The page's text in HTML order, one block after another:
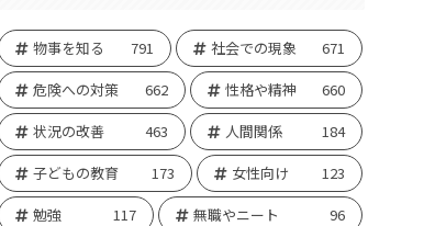
物事を知る 791 社会での現象
671
危険への対策
662 性格や精神
660
状況の改善
463 人間関係
184
子どもの教育
173 女性向け
123
勉強
117 無職やニート
96